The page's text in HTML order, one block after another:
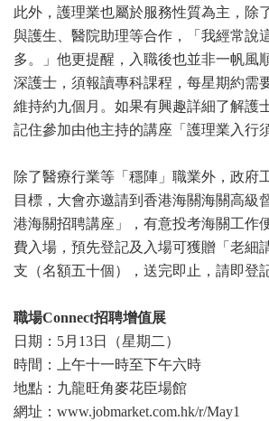
此外，護理業也屬於服務性質為主，除
與護生、醫院助理等合作，「我經常說
多。」他更提醒，入職後也並非一帆風
深護士，須報讀專科課程，每星期約需
維持約九個月。如果有興趣詳細了解護
記住參加由他主持的講座「護理業入行
除了醫療行業等「穩陣」職業外，政府
目標，大會亦邀請到香港海關海關高級
港海關招聘講座」，有意投考海關工作
費入場，預先登記及入場可獲贈「老細
支（名額五十個），送完即止，請即登
職場Connect招聘增值展
日期：5月13日（星期二）
時間：上午十一時至下午六時
地點：九龍旺角麥花臣場館
網址：www.jobmarket.com.hk/r/May1